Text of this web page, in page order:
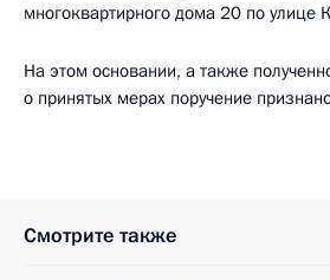
многоквартирного дома 20 по улице
На этом основании, а также
о принятых мерах поручение
Смотрите также